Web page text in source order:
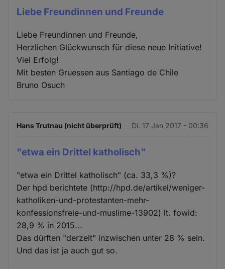
Liebe Freundinnen und Freunde
Liebe Freundinnen und Freunde,
Herzlichen Glückwunsch für diese neue Initiative!
Viel Erfolg!
Mit besten Gruessen aus Santiago de Chile
Bruno Osuch
Hans Trutnau (nicht überprüft) Di. 17 Jan 2017 - 00:36
"etwa ein Drittel katholisch"
"etwa ein Drittel katholisch" (ca. 33,3 %)?
Der hpd berichtete (http://hpd.de/artikel/weniger-
katholiken-und-protestanten-mehr-
konfessionsfreie-und-muslime-13902) lt. fowid:
28,9 % in 2015...
Das dürften "derzeit" inzwischen unter 28 % sein.
Und das ist ja auch gut so.